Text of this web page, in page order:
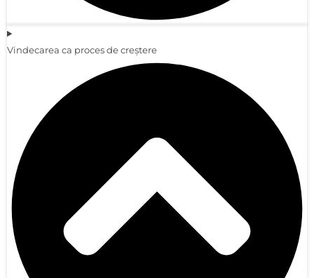
Vindecarea ca proces de creștere